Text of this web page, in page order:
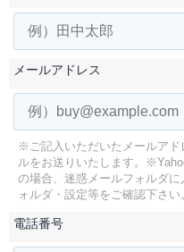
メールアドレス
※ご記入いただいたメールアド
ルをお送りいたします。
の場合、迷惑メールフォルダに
ォルダ・設定等をご確認下さい
電話番号